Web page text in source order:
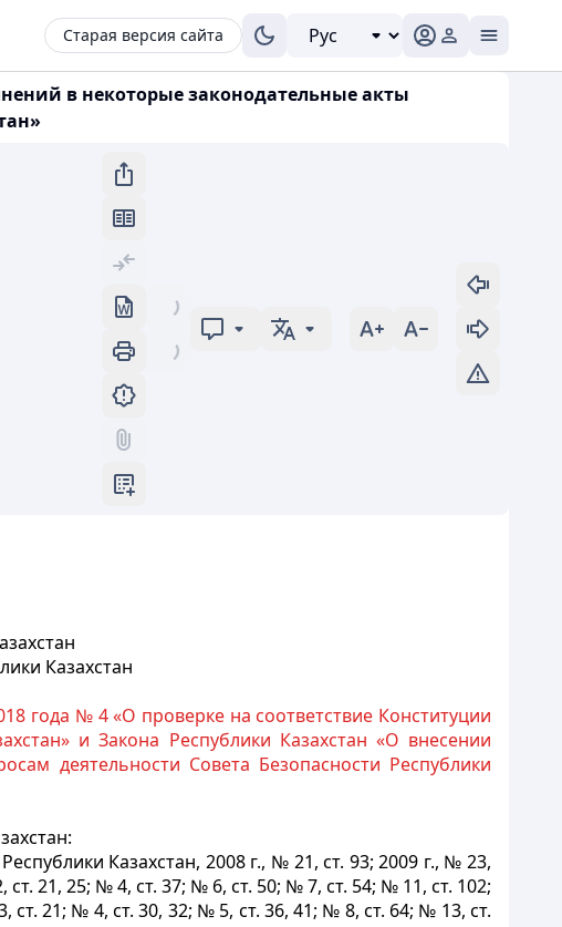
Старая версия сайта
в некоторые законодательные акты
Казахстан
года № 4 «О проверке на соответствие Конституции
и Закона Республики Казахстан «О внесении
деятельности Совета Безопасности Республики
Казахстан, 2008 г., № 21, ст. 93; 2009 г., № 23,
21, 25; № 4, ст. 37; № 6, ст. 50; № 7, ст. 54; № 11, ст. 102;
21; № 4, ст. 30, 32; № 5, ст. 36, 41; № 8, ст. 64; № 13, ст.